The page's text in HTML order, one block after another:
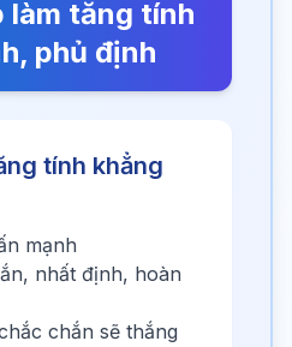
làm tăng tính
phủ định
tính khẳng
mạnh
nhất định, hoàn
chắn sẽ thắng